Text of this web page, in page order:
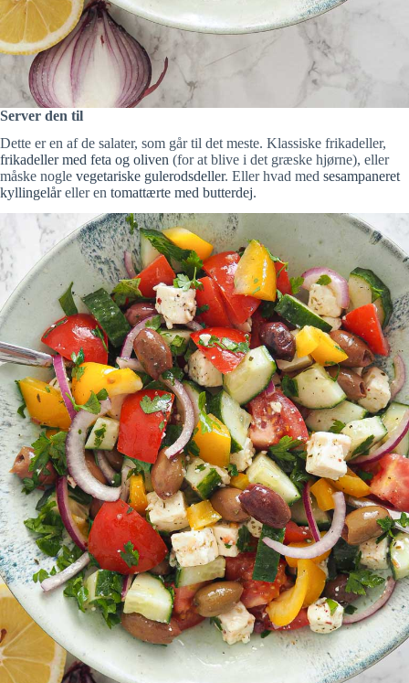
Server den til
Dette er en af de salater, som går til det meste. Klassiske frikadeller,
frikadeller med feta og oliven (for at blive i det græske hjørne), eller
måske nogle vegetariske gulerodsdeller. Eller hvad med sesampaneret
kyllingelåreller en tomattærte med butterdej.